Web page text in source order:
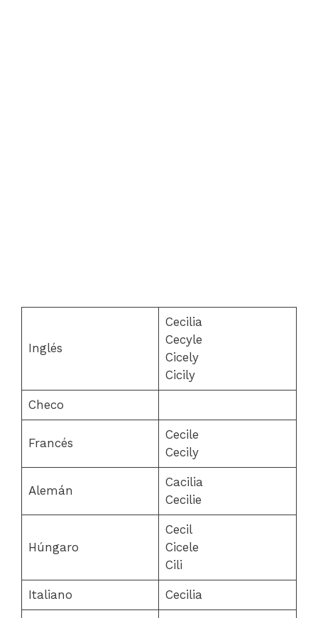
Inglés
Cecilia
Cecyle
Cicely
Cicily
Checo
Francés
Cecile
Cecily
Alemán
Cacilia
Cecilie
Húngaro
Cecil
Cicele
Cili
Italiano Cecilia